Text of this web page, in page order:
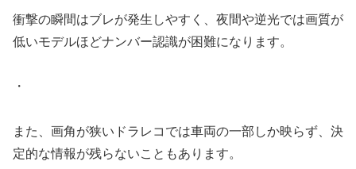
衝撃の瞬間はブレが発生しやすく、夜間や逆光では画質が
低いモデルほどナンバー認識が困難になります。
・
また、画角が狭いドラレコでは車両の一部しか映らず、決
定的な情報が残らないこともあります。